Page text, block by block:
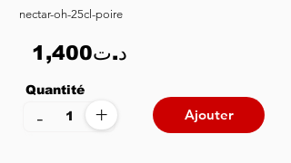
nectar-oh-25cl-poire
1,400د.ت
Quantité
+
- Ajouter